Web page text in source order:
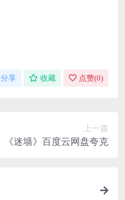
分享 收藏 点赞(0)
上一篇
《迷墙》百度云网盘夸克